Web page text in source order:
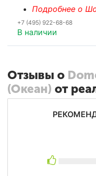
Подробнее о
+7 (495) 922-68-68
В наличии
Отзывы о
(Океан) от